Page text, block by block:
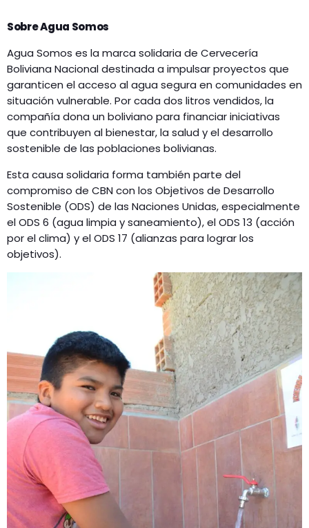
Sobre Agua Somos
Agua Somos es la marca solidaria de Cervecería
Boliviana Nacional destinada a impulsar proyectos que
garanticen el acceso al agua segura en comunidades en
situación vulnerable. Por cada dos litros vendidos, la
compañía dona un boliviano para financiar iniciativas
que contribuyen al bienestar, la salud y el desarrollo
sostenible de las poblaciones bolivianas.
Esta causa solidaria forma también parte del
compromiso de CBN con los Objetivos de Desarrollo
Sostenible (ODS) de las Naciones Unidas, especialmente
el ODS 6 (agua limpia y saneamiento), el ODS 13 (acción
por el clima) y el ODS 17 (alianzas para lograr los
objetivos).